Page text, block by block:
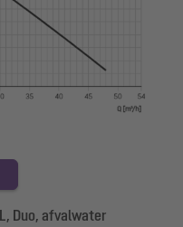
Duo, afvalwater